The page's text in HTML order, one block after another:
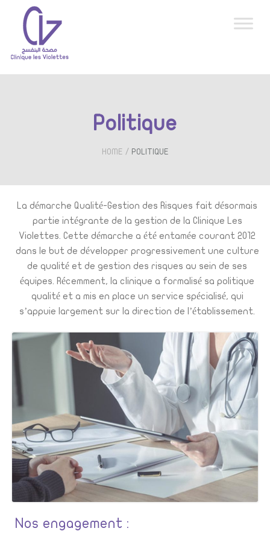
Politique
HOME / POLITIQUE
La démarche Qualité-Gestion des Risques fait désormais
partie intégrante de la gestion de la Clinique Les
Violettes. Cette démarche a été entamée courant 2012
dans le but de développer progressivement une culture
de qualité et de gestion des risques au sein de ses
équipes. Récemment, la clinique a formalisé sa politique
qualité et a mis en place un service spécialisé, qui
s’appuie largement sur la direction de l’établissement.
Nos engagement :